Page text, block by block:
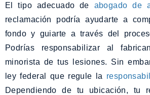
El tipo adecuado de abogado de
reclamación podría ayudarte a
fondo y guiarte a través del
Podrías responsabilizar al
minorista de tus lesiones. Sin
ley federal que regule la
Dependiendo de tu ubicación, tu